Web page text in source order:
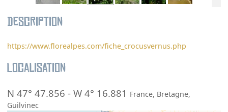
Description
https://www.florealpes.com/fiche_crocusvernus.php
Localisation
N 47° 47.856 -W 4° 16.881 France, Bretagne,
Guilvinec